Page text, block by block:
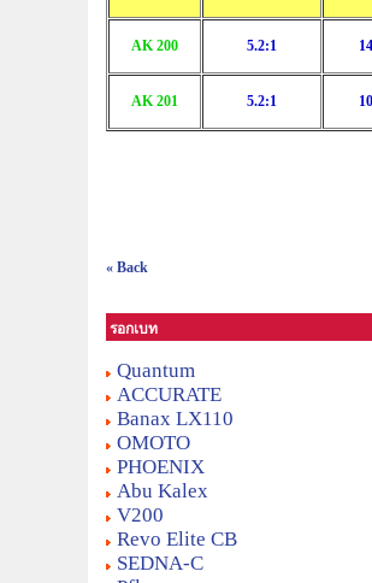
AK 200 5.2:1
AK 201 5.2:1
« Back
รอกเบท
Quantum
ACCURATE
Banax LX110
OMOTO
PHOENIX
Abu Kalex
V200
Revo Elite CB
SEDNA-C